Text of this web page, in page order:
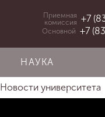
Приемная
комиссия +7
Основной +7
НАУКА
Новости университета